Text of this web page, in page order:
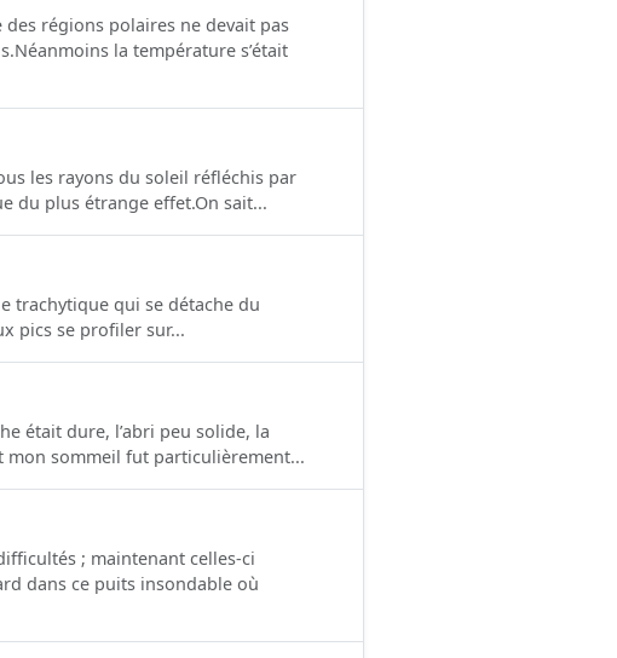
régions polaires ne devait pas
la température s’était
les rayons du soleil réfléchis par
du plus étrange effet.On sait...
trachytique qui se détache du
pics se profiler sur...
était dure, l’abri peu solide, la
mon sommeil fut particulièrement...
; maintenant celles-ci
dans ce puits insondable où